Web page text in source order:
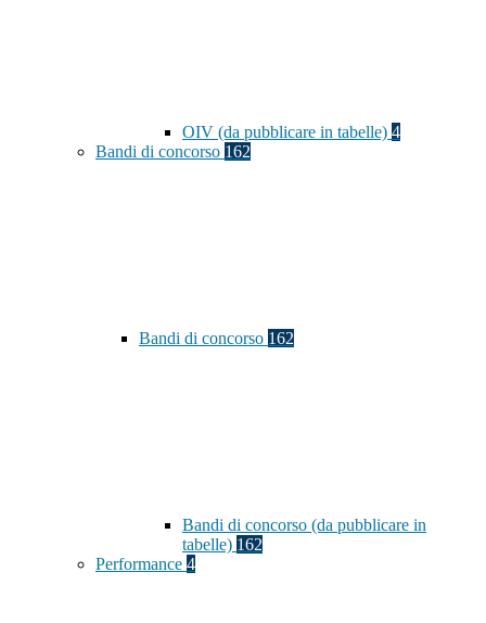
OIV (da pubblicare in tabelle) 4
Bandi di concorso 162
Bandi di concorso 162
Bandi di concorso (da pubblicare in
tabelle) 162
Performance 4